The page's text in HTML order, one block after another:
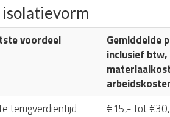
voordeel
Gemiddelde
inclusief btw,
terugverdientijd €15,- tot